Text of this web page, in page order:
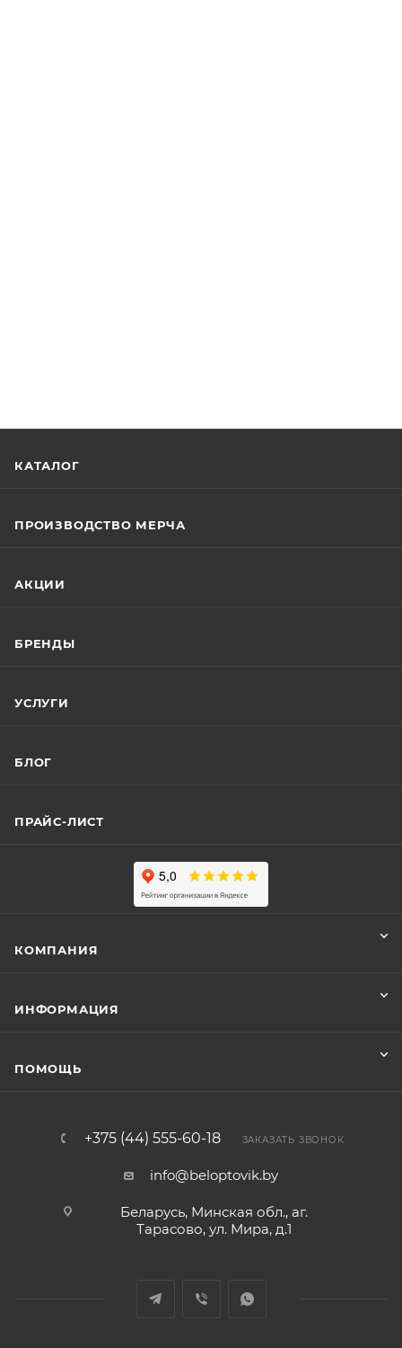
КАТАЛОГ
ПРОИЗВОДСТВО МЕРЧА
АКЦИИ
БРЕНДЫ
УСЛУГИ
БЛОГ
ПРАЙС-ЛИСТ
КОМПАНИЯ
ИНФОРМАЦИЯ
ПОМОЩЬ
+375 (44) 555-60-18 ЗАКАЗАТЬ ЗВОНОК
info@beloptovik.by
Беларусь, Минская обл., аг.
Тарасово, ул. Мира, д.1